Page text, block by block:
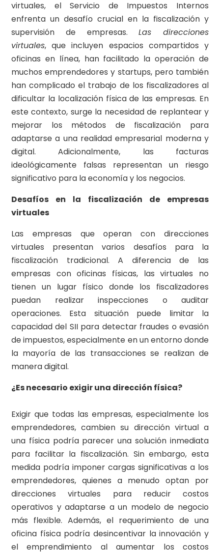
virtuales, el Servicio de Impuestos Internos
enfrenta un desafío crucial en la fiscalización y
supervisión de empresas.Las direcciones
virtuales, que incluyen espacios compartidos y
oficinas en línea, han facilitado la operación de
muchos emprendedores y startups, pero también
han complicado el trabajo de los fiscalizadores al
dificultar la localización física de las empresas. En
este contexto, surge la necesidad de replantear y
mejorar los métodos de fiscalización para
adaptarse a una realidad empresarial moderna y
digital. Adicionalmente, las facturas
ideológicamente falsas representan un riesgo
significativo para la economía y los negocios.
Desafíos en la fiscalización de empresas
virtuales
Las empresas que operan con direcciones
virtuales presentan varios desafíos para la
fiscalización tradicional. A diferencia de las
empresas con oficinas físicas, las virtuales no
tienen un lugar físico donde los fiscalizadores
puedan realizar inspecciones o auditar
operaciones. Esta situación puede limitar la
capacidad del SII para detectar fraudes o evasión
de impuestos, especialmente en un entorno donde
la mayoría de las transacciones se realizan de
manera digital.
¿Es necesario exigir una dirección física?
Exigir que todas las empresas, especialmente los
emprendedores, cambien su dirección virtual a
una física podría parecer una solución inmediata
para facilitar la fiscalización. Sin embargo, esta
medida podría imponer cargas significativas a los
emprendedores, quienes a menudo optan por
direcciones virtuales para reducir costos
operativos y adaptarse a un modelo de negocio
más flexible. Además, el requerimiento de una
oficina física podría desincentivar la innovación y
el emprendimiento al aumentar los costos